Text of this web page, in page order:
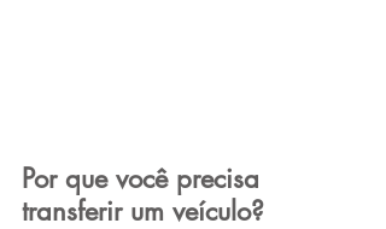
Por que você precisa
transferir um veículo?